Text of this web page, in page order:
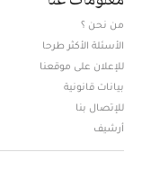
من نحن ؟
الأسئلة الأكثر طرحا
للإعلان على موقعنا
بيانات قانونية
للإتصال بنا
أرشيف